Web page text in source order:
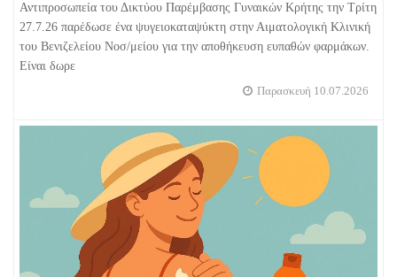
Αντιπροσωπεία του Δικτύου Παρέμβασης Γυναικών Κρήτης την Τρίτη
27.7.26 παρέδωσε ένα ψυγειοκαταψύκτη στην Αιματολογική Κλινική
του Βενιζελείου Νοσ/μείου για την αποθήκευση ευπαθών φαρμάκων.
Είναι δωρε
Παρασκευή 10.07.2026